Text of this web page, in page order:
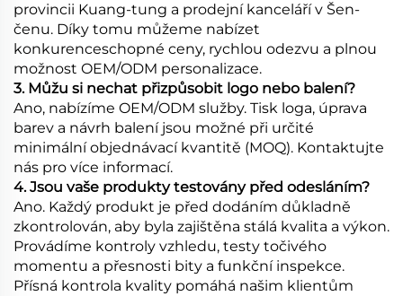
provincii Kuang-tung a prodejní kanceláří v Šen-
čenu. Díky tomu můžeme nabízet
konkurenceschopné ceny, rychlou odezvu a plnou
možnost OEM/ODM personalizace.
3. Můžu si nechat přizpůsobit logo nebo balení?
Ano, nabízíme OEM/ODM služby. Tisk loga, úprava
barev a návrh balení jsou možné při určité
minimální objednávací kvantitě (MOQ). Kontaktujte
nás pro více informací.
4. Jsou vaše produkty testovány před odesláním?
Ano. Každý produkt je před dodáním důkladně
zkontrolován, aby byla zajištěna stálá kvalita a výkon.
Provádíme kontroly vzhledu, testy točivého
momentu a přesnosti bity a funkční inspekce.
Přísná kontrola kvality pomáhá našim klientům